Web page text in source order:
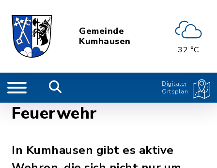
Gemeinde
Kumhausen
32 °C
Digitaler
Ortsplan
Feuerwehr
In Kumhausen gibt es aktive